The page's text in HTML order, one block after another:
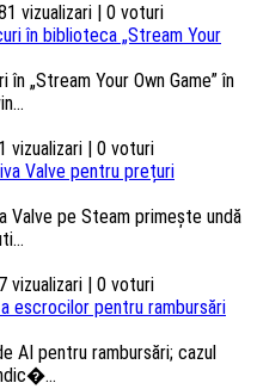
vizualizari | 0 voturi
în biblioteca „Stream Your
„Stream Your Own Game” în
vizualizari | 0 voturi
Valve pentru prețuri
pe Steam primește undă
vizualizari | 0 voturi
escrocilor pentru rambursări
AI pentru rambursări; cazul